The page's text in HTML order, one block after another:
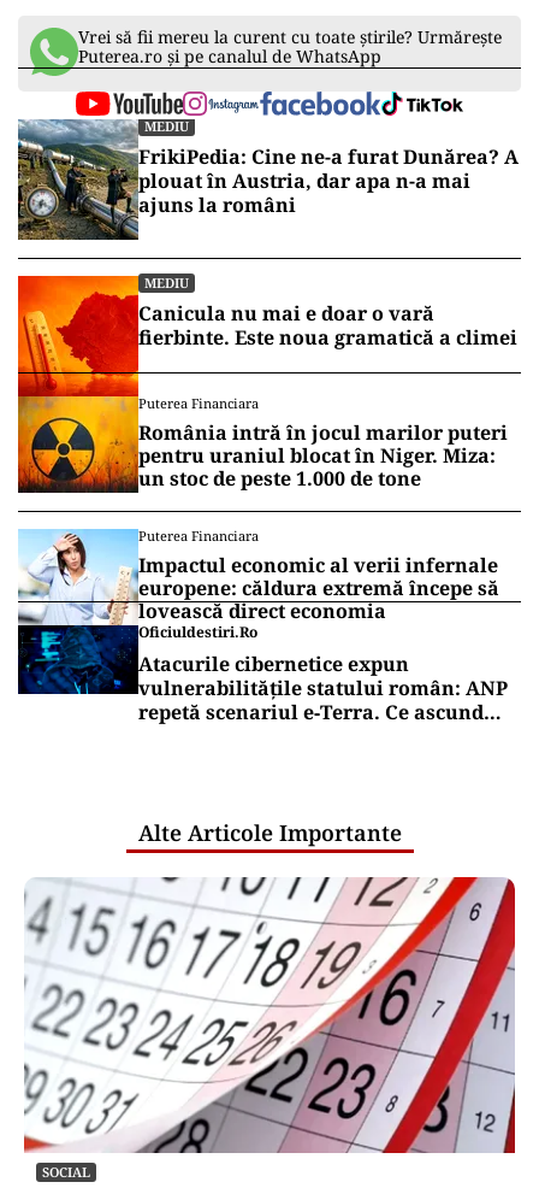
Vrei să fii mereu la curent cu toate știrile? Urmărește
Puterea.ro și pe canalul de WhatsApp
MEDIU
FrikiPedia: Cine ne-a furat Dunărea? A
plouat în Austria, dar apa n-a mai
ajuns la români
MEDIU
Canicula nu mai e doar o vară
fierbinte. Este noua gramatică a climei
Puterea Financiara
România intră în jocul marilor puteri
pentru uraniul blocat în Niger. Miza:
un stoc de peste 1.000 de tone
Puterea Financiara
Impactul economic al verii infernale
europene: căldura extremă începe să
lovească direct economia
Oficiuldestiri.ro
Atacurile cibernetice expun
vulnerabilitățile statului român: ANP
repetă scenariul e‑Terra. Ce ascund
Alte Articole Importante
SOCIAL